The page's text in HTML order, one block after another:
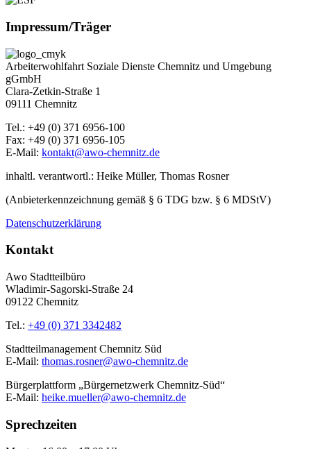
Impressum/Träger
Arbeiterwohlfahrt Soziale Dienste Chemnitz und Umgebung
gGmbH
Clara-Zetkin-Straße 1
09111 Chemnitz
Tel.: +49 (0) 371 6956-100
Fax: +49 (0) 371 6956-105
E-Mail: kontakt@awo-chemnitz.de
inhaltl. verantwortl.: Heike Müller, Thomas Rosner
(Anbieterkennzeichnung gemäß § 6 TDG bzw. § 6 MDStV)
Datenschutzerklärung
Kontakt
Awo Stadtteilbüro
Wladimir-Sagorski-Straße 24
09122 Chemnitz
Tel.: +49 (0) 371 3342482
Stadtteilmanagement Chemnitz Süd
E-Mail: thomas.rosner@awo-chemnitz.de
Bürgerplattform „Bürgernetzwerk Chemnitz-Süd“
E-Mail: heike.mueller@awo-chemnitz.de
Sprechzeiten